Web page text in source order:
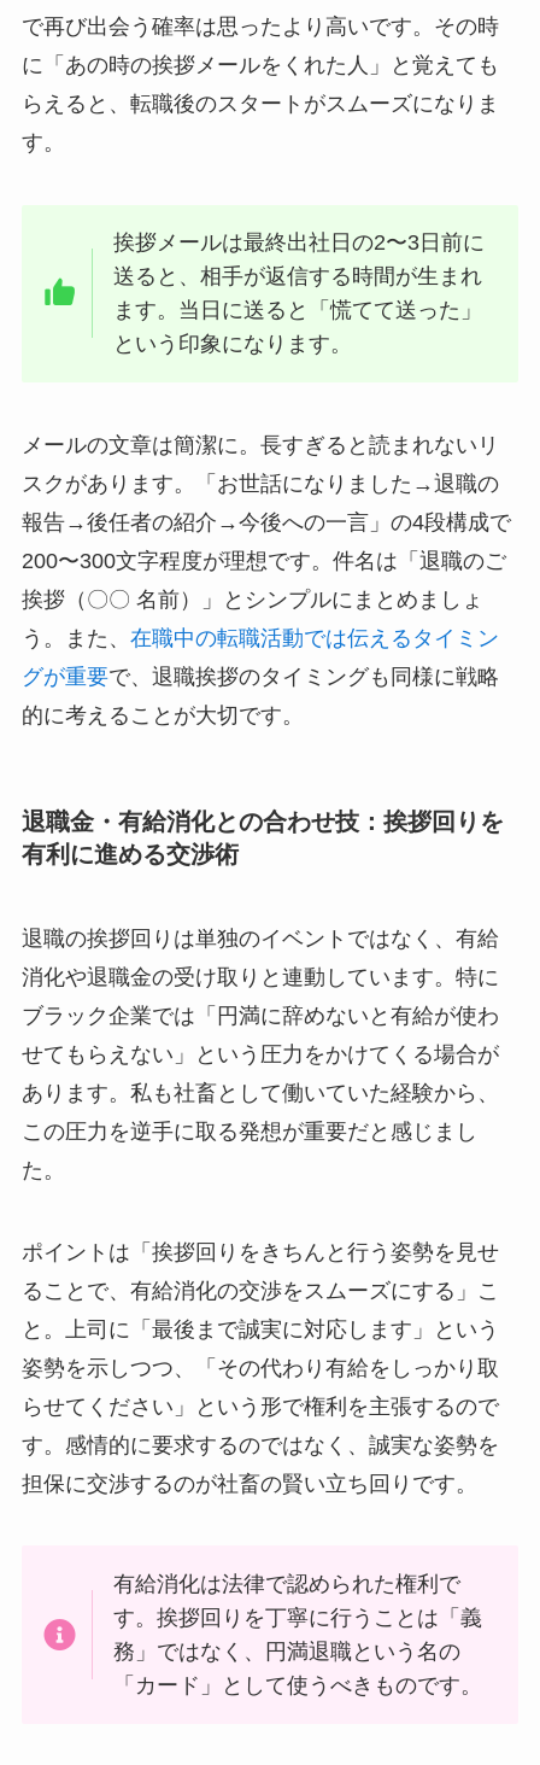
で再び出会う確率は思ったより高いです。その時
に「あの時の挨拶メールをくれた人」と覚えても
らえると、転職後のスタートがスムーズになりま
す。
挨拶メールは最終出社日の2〜3日前に
送ると、相手が返信する時間が生まれ
ます。当日に送ると「慌てて送った」
という印象になります。
メールの文章は簡潔に。長すぎると読まれないリ
スクがあります。「お世話になりました→退職の
報告→後任者の紹介→今後への一言」の4段構成で
200〜300文字程度が理想です。件名は「退職のご
挨拶（〇〇 名前）」とシンプルにまとめましょ
う。また、 在職中の転職活動では伝えるタイミン
グが重要で、退職挨拶のタイミングも同様に戦略
的に考えることが大切です。
退職金・有給消化との合わせ技：挨拶回りを
有利に進める交渉術
退職の挨拶回りは単独のイベントではなく、有給
消化や退職金の受け取りと連動しています。特に
ブラック企業では「円満に辞めないと有給が使わ
せてもらえない」という圧力をかけてくる場合が
あります。私も社畜として働いていた経験から、
この圧力を逆手に取る発想が重要だと感じまし
た。
ポイントは「挨拶回りをきちんと行う姿勢を見せ
ることで、有給消化の交渉をスムーズにする」こ
と。上司に「最後まで誠実に対応します」という
姿勢を示しつつ、「その代わり有給をしっかり取
らせてください」という形で権利を主張するので
す。感情的に要求するのではなく、誠実な姿勢を
担保に交渉するのが社畜の賢い立ち回りです。
有給消化は法律で認められた権利で
す。挨拶回りを丁寧に行うことは「義
務」ではなく、円満退職という名の
「カード」として使うべきものです。